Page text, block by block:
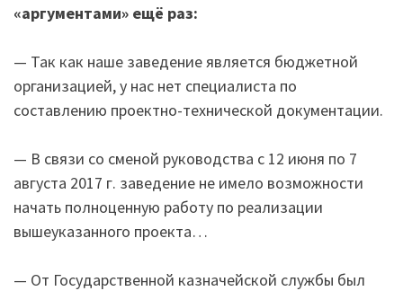
«аргументами» ещё раз:
— Так как наше заведение является бюджетной
организацией, у нас нет специалиста по
составлению проектно-технической документации.
— В связи со сменой руководства с 12 июня по 7
августа 2017 г. заведение не имело возможности
начать полноценную работу по реализации
вышеуказанного проекта…
— От Государственной казначейской службы был